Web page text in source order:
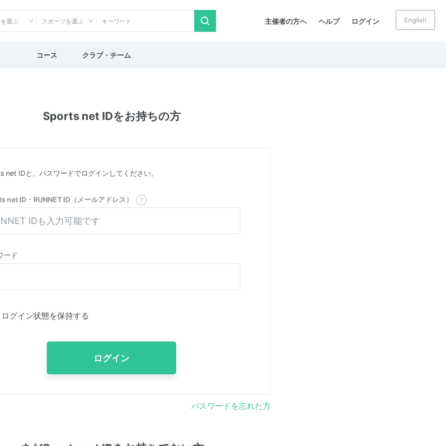
主催者の方へ ヘルプ ログイン
選ぶ スポーツを選ぶ English
コース クラブ・チーム
Sports net IDをお持ちの方
net IDと、パスワードでログインしてください。
net ID・RUNNET ID（メールアドレス）
ード
ログイン状態を保持する
ログイン
パスワードを忘れた方